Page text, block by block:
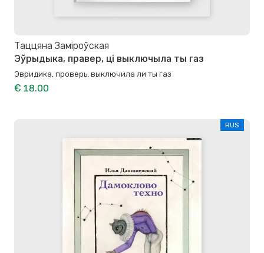
Таццяна Заміроўская
Эўрыдыка, правер, ці выключыла ты газ
Эвридика, проверь, выключила ли ты газ
€ 18.00
RUS